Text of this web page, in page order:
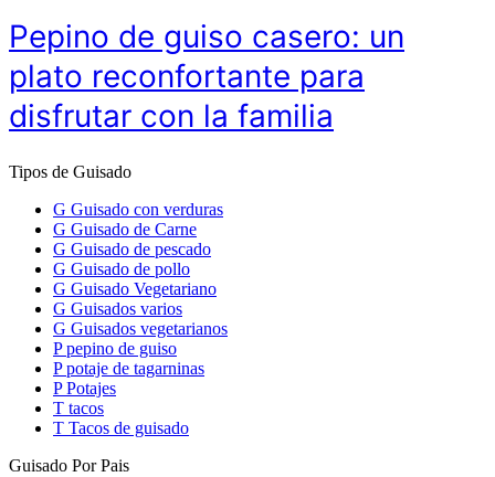
Pepino de guiso casero: un
plato reconfortante para
disfrutar con la familia
Tipos de Guisado
G Guisado con verduras
G Guisado de Carne
G Guisado de pescado
G Guisado de pollo
G Guisado Vegetariano
G Guisados varios
G Guisados vegetarianos
P pepino de guiso
P potaje de tagarninas
P Potajes
T tacos
T Tacos de guisado
Guisado Por Pais